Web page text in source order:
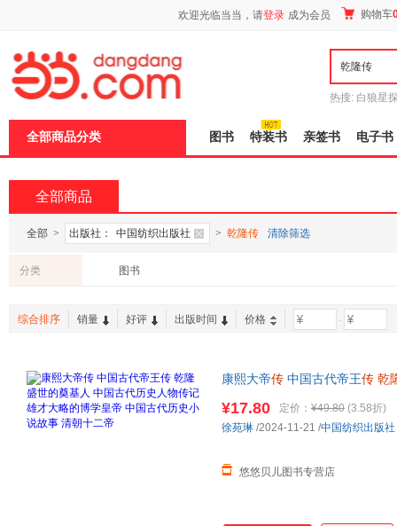
欢迎光临当当，请登录 成为会员 购物车
热搜: 白狼星
全部商品分类 图书 特装书 亲签书 电子书
全部商品
全部 > 出版社： 中国纺织出版社 > 乾隆传 清除筛选
分类 图书
综合排序 销量 好评 出版时间 价格 -
康熙大帝传 中国古代帝王传 乾
¥17.80 定价： ¥49.80 (3.58折)
悠悠贝儿图书专营店
徐苑琳 /2024-11-21 /中国纺织出版社
页
加